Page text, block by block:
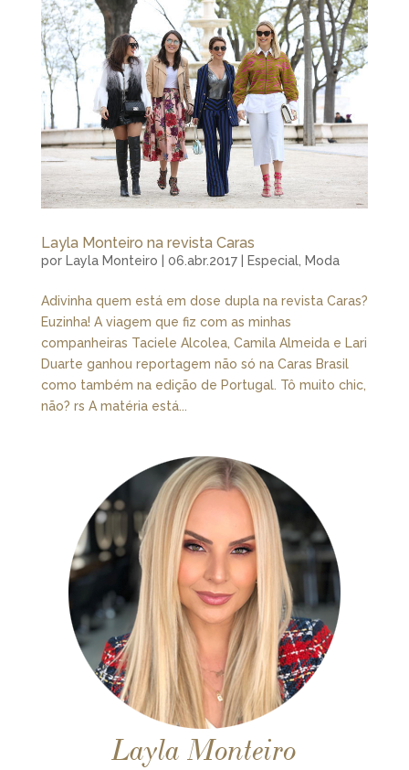
Layla Monteiro na revista Caras
por Layla Monteiro 06.abr.2017| Especial, Moda
Adivinha quem está em dose dupla na revista Caras?
Euzinha! A viagem que fiz com as minhas
companheiras Taciele Alcolea, Camila Almeida e Lari
Duarte ganhou reportagem não só na Caras Brasil
como também na edição de Portugal. Tô muito chic,
não? rs A matéria está...
Layla Monteiro